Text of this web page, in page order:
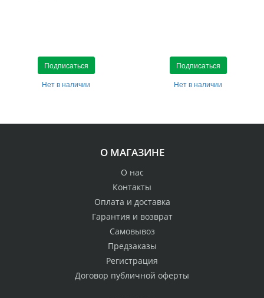
Подписаться
Нет в наличии
Подписаться
Нет в наличии
О МАГАЗИНЕ
О нас
Контакты
Оплата и доставка
Гарантия и возврат
Самовывоз
Предзаказы
Регистрация
Договор публичной оферты